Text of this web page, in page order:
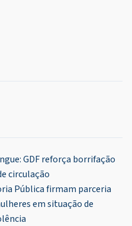
GDF reforça borrifação
circulação
Pública firmam parceria
em situação de